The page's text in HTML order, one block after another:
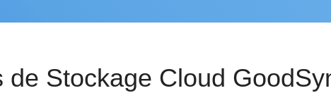
de Stockage Cloud